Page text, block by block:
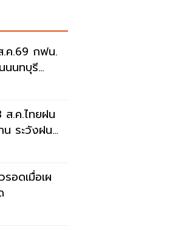
ค.69 กฟน.
นนทบุรี
.ค.ไทยฝน
น ระวังฝน